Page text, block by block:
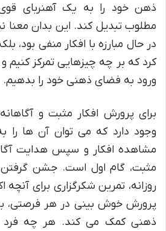
ذهن خود را به یک آهنربای
مطلوب تبدیل کند. این بدان
در حال مبارزه با افکار منفی بود،
کرد که بر چه چیزهایی تمرکز کنیم
ورود به فضای ذهنی خود را بدهیم.
برای پرورش افکار مثبت و
وجود دارد که می توان آن ها را
مشاهده افکار و سپس هدایت
مثبت، گام اول است. جشن
روزانه، تمرین شکرگزاری برای آنچه
پرورش خوش بینی در هر فرصتی،
ذهنی کمک می کند. هر چه فرد